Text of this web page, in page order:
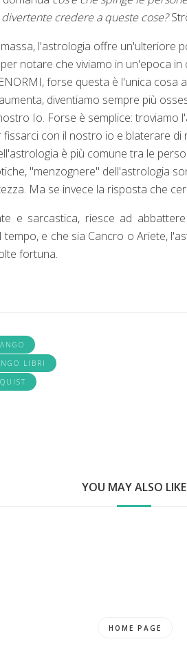
credere a queste cose?
l'astrologia offre un'ulteriore
notare che viviamo in un'epoca
forse questa è l'unica cosa
diventiamo sempre più
Io. Forse è semplice: troviamo
con il nostro io e blaterare di
è più comune tra le
"menzognere" dell'astrologia
Ma se invece la risposta che
e sarcastica, riesce ad
e che sia Cancro o Ariete,
fortuna.
LIBRI
YOU MAY ALSO LIKE
HOME PAGE